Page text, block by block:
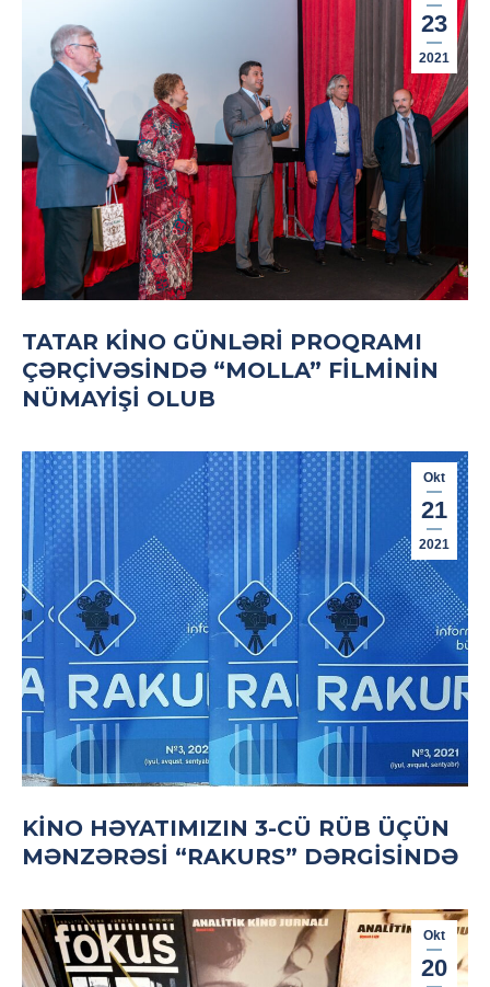
23
2021
TATAR KINO GÜNLƏRI PROQRAMI
ÇƏRÇIVƏSINDƏ “MOLLA” FILMININ
NÜMAYIŞI OLUB
Okt
21
2021
KINO HƏYATIMIZIN 3-CÜ RÜB ÜÇÜN
MƏNZƏRƏSI “RAKURS” DƏRGISINDƏ
Okt
20